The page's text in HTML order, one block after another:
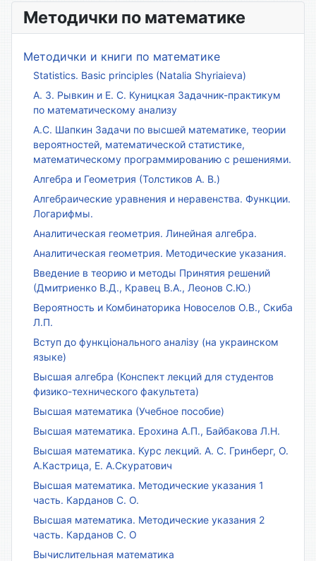
Методички по математике
Методички и книги по математике
Statistics. Basic principles (Natalia Shyriaieva)
А. З. Рывкин и Е. С. Куницкая Задачник-практикум
по математическому анализу
А.С. Шапкин Задачи по высшей математике, теории
вероятностей, математической статистике,
математическому программированию с решениями.
Алгебра и Геометрия (Толстиков А. В.)
Алгебраические уравнения и неравенства. Функции.
Логарифмы.
Аналитическая геометрия. Линейная алгебра.
Аналитическая геометрия. Методические указания.
Введение в теорию и методы Принятия решений
(Дмитриенко В.Д., Кравец В.А., Леонов С.Ю.)
Вероятность и Комбинаторика Новоселов О.В., Скиба
Л.П.
Вступ до функціонального аналізу (на украинском
языке)
Высшая алгебра (Конспект лекций для студентов
физико-технического факультета)
Высшая математика (Учебное пособие)
Высшая математика. Ерохина А.П., Байбакова Л.Н.
Высшая математика. Курс лекций. А. С. Гринберг, О.
А.Кастрица, Е. А.Скуратович
Высшая математика. Методические указания 1
часть. Карданов С. О.
Высшая математика. Методические указания 2
часть. Карданов С. О
Вычислительная математика